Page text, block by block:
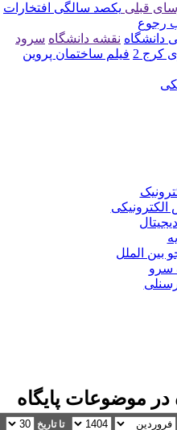
قبلی یکصد سالگی افتخارات
رجوع
دانشگاه نقشه دانشگاه سرود
2
فیلم ساختمان پروین
الملل
موضوعات پایگاه
تا تاریخ